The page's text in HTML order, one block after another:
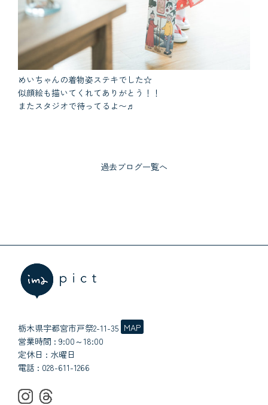
めいちゃんの着物姿ステキでした☆
似顔絵も描いてくれてありがとう！！
またスタジオで待ってるよ〜♬
過去ブログ一覧へ
栃木県宇都宮市戸祭2-11-35 MAP
営業時間 : 9:00～18:00
定休日 : 水曜日
電話 : 028-611-1266